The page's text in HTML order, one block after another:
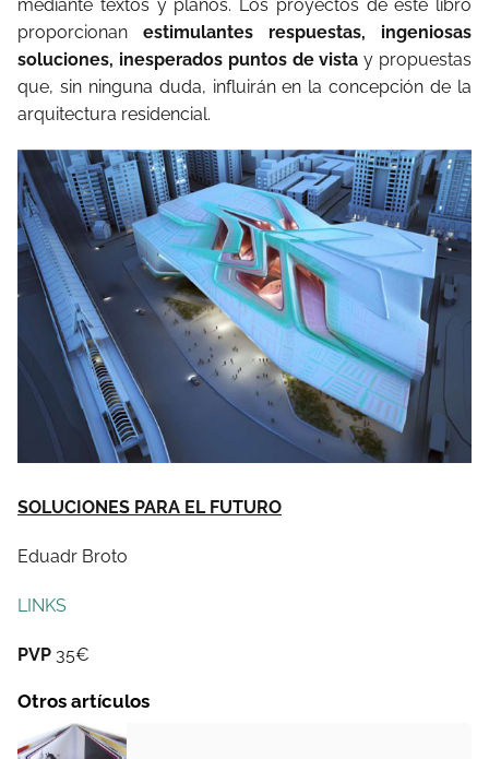
mediante textos y planos. Los proyectos de este libro
proporcionan estimulantes respuestas, ingeniosas
soluciones, inesperados puntos de vista y propuestas
que, sin ninguna duda, influirán en la concepción de la
arquitectura residencial.
SOLUCIONES PARA EL FUTURO
Eduadr Broto
LINKS
PVP 35€
Otros artículos